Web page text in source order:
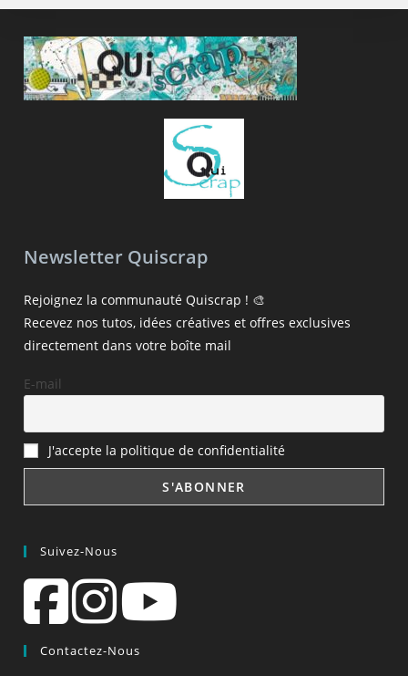
Newsletter Quiscrap
Rejoignez la communauté Quiscrap ! 🎨
Recevez nos tutos, idées créatives et offres exclusives
directement dans votre boîte mail
E-mail
J'accepte la politique de confidentialité
Suivez-Nous
Contactez-Nous